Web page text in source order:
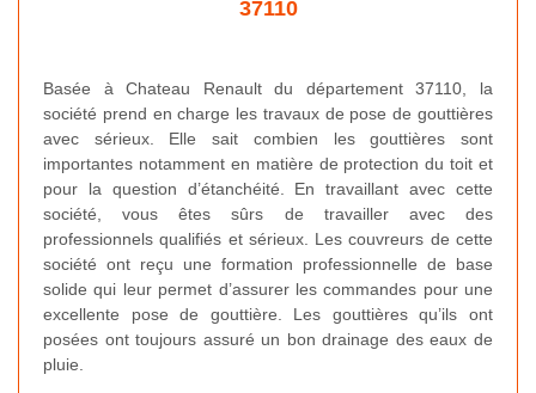
37110
Basée à Chateau Renault du département 37110, la
société prend en charge les travaux de pose de gouttières
avec sérieux. Elle sait combien les gouttières sont
importantes notamment en matière de protection du toit et
pour la question d’étanchéité. En travaillant avec cette
société, vous êtes sûrs de travailler avec des
professionnels qualifiés et sérieux. Les couvreurs de cette
société ont reçu une formation professionnelle de base
solide qui leur permet d’assurer les commandes pour une
excellente pose de gouttière. Les gouttières qu’ils ont
posées ont toujours assuré un bon drainage des eaux de
pluie.